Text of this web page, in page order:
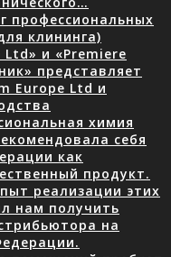
профессиональных
клининга)
Ltd» и «Premiere
представляет
Europe Ltd и
химия
себя
как
продукт.
реализации этих
нам получить
на